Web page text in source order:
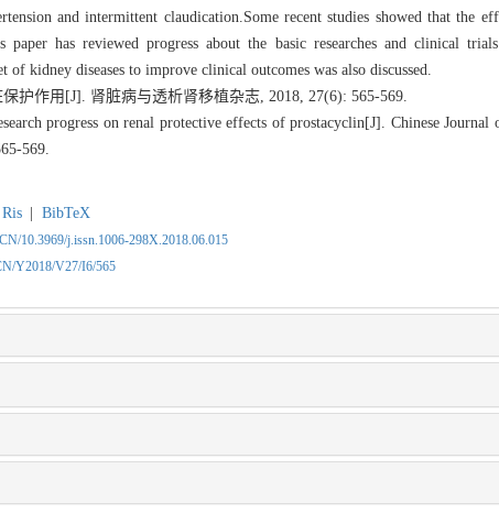
and intermittent claudication.Some recent studies showed that the
has reviewed progress about the basic researches and clinical
kidney diseases to improve clinical outcomes was also discussed.
护作用[J]. 肾脏病与透析肾移植杂志, 2018, 27(6): 565-569.
progress on renal protective effects of prostacyclin[J]. Chinese
569.
Ris
BibTeX
10.3969/j.issn.1006-298X.2018.06.015
Y2018/V27/I6/565